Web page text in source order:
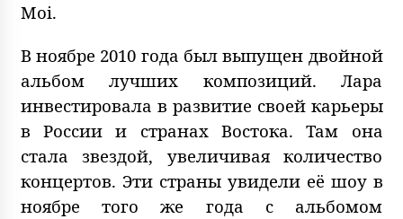
Moi.
В ноябре 2010 года был выпущен двойной
альбом лучших композиций. Лара
инвестировала в развитие своей карьеры
в России и странах Востока. Там она
стала звездой, увеличивая количество
концертов. Эти страны увидели её шоу в
ноябре того же года с альбомом